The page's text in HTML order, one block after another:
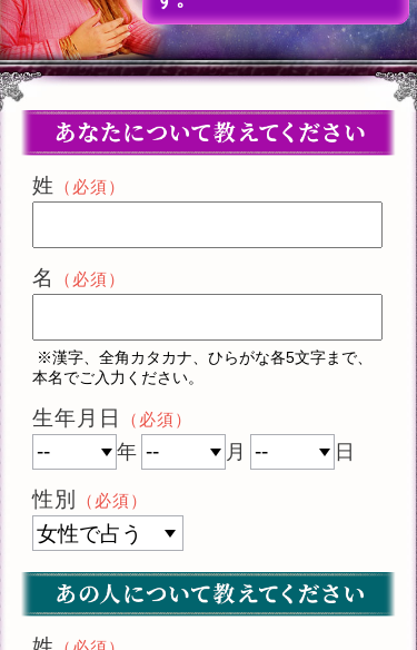
姓 （必須）
名 （必須）
※漢字、全角カタカナ、ひらがな各5文字まで、
本名でご入力ください。
生年月日 （必須）
年 月 日
性別 （必須）